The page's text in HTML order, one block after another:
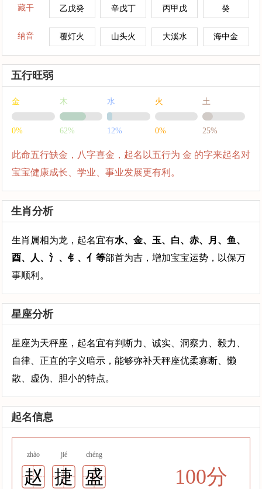
藏干 乙戊癸 辛戊丁 丙甲戊 癸
纳音 覆灯火 山头火 大溪水 海中金
五行旺弱
金
0%
木
62%
水
12%
火
0%
土
25%
此命五行缺金，八字喜金，起名以五行为 金 的字来起名对
宝宝健康成长、学业、事业发展更有利。
生肖分析
生肖属相为龙，起名宜有水、金、玉、白、赤、月、鱼、
酉、人、氵、钅、亻等部首为吉，增加宝宝运势，以保万
事顺利。
星座分析
星座为天秤座，起名宜有判断力、诚实、洞察力、毅力、
自律、正直的字义暗示，能够弥补天秤座优柔寡断、懒
散、虚伪、胆小的特点。
起名信息
zhào jié chéng
赵 捷 盛 100分